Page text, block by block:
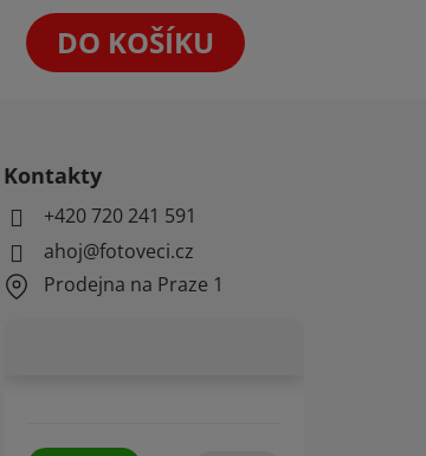
z
DO KOŠÍKU
Kontakty
+420 720 241 591
ahoj@fotoveci.cz
Prodejna na Praze 1